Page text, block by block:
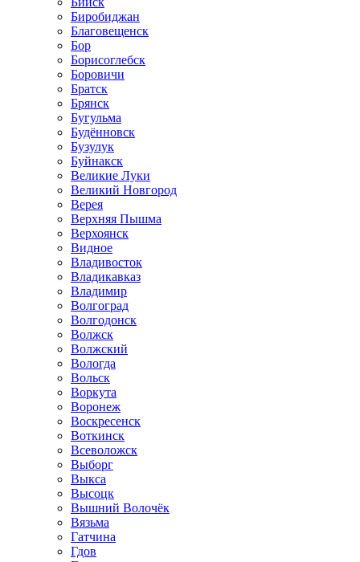
Биробиджан
Благовещенск
Бор
Борисоглебск
Боровичи
Братск
Брянск
Бугульма
Будённовск
Бузулук
Буйнакск
Великие Луки
Великий Новгород
Верея
Верхняя Пышма
Верхоянск
Видное
Владивосток
Владикавказ
Владимир
Волгоград
Волгодонск
Волжск
Волжский
Вологда
Вольск
Воркута
Воронеж
Воскресенск
Воткинск
Всеволожск
Выборг
Выкса
Высоцк
Вышний Волочёк
Вязьма
Гатчина
Гдов